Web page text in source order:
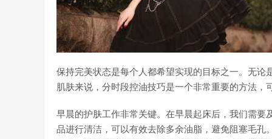
保持完美状态是每个人都希望实现的目标之一。无
肌肤来说，分时段控油技巧是一个非常重要的方法，
早晨的护肤工作非常关键。在早晨起床后，我们需
品进行清洁，可以有效去除多余油脂，避免阻塞毛